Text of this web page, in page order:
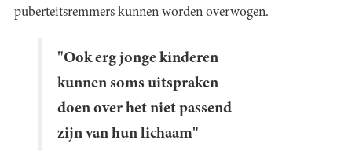
puberteitsremmers kunnen worden overwogen.
"Ook erg jonge kinderen
kunnen soms uitspraken
doen over het niet passend
zijn van hun lichaam"